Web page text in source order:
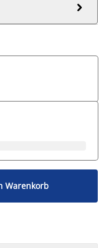

Warenkorb